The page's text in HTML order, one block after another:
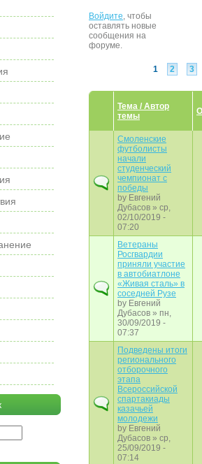
Войдите, чтобы
оставлять новые
сообщения на
форуме.
Страницы
1 2 3
Тема / Автор
темы
Смоленские
футболисты
начали
студенческий
чемпионат с
победы
by Евгений
Дубасов » ср,
02/10/2019 -
07:20
Ветераны
Росгвардии
приняли участие
в автобиатлоне
«Живая сталь» в
соседней Рузе
by Евгений
Дубасов » пн,
30/09/2019 -
07:37
Подведены итоги
регионального
отборочного
этапа
Всероссийской
спартакиады
казачьей
молодежи
by Евгений
Дубасов » ср,
25/09/2019 -
07:14